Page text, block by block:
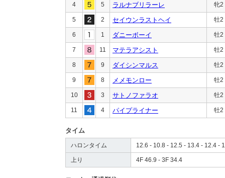
4 5 ラルナブリラーレ 牝2
5 2 セイウンラストヘイ 牡2
6 1 ダニーボーイ 牡2
7 11 マテラアシスト 牡2
8 9 ダイシンマルス 牡2
9 8 メメモンロー 牡2
10 3 サトノファラオ 牡2
11 4 パイプライナー 牡2
タイム
ハロンタイム 12.6 - 10.8 - 12.5 - 13.4 - 12.4 -
上り 4F 46.9 - 3F 34.4